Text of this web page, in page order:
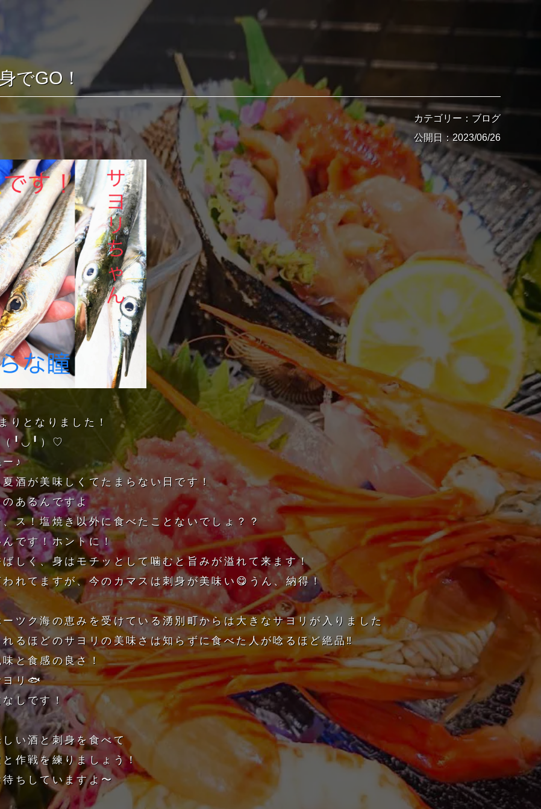
でGO！
カテゴリー：ブログ
公開日：2023/06/26
りとなりました！
（╹◡╹）♡
ー♪
酒が美味しくてたまらない日です！
あるんですよ
ス！塩焼き以外に食べたことないでしょ？？
です！ホントに！
しく、身はモチッとして噛むと旨みが溢れて来ます！
れてますが、今のカマスは刺身が美味い😋うん、納得！
ツク海の恵みを受けている湧別町からは大きなサヨリが入りました
れるほどのサヨリの美味さは知らずに食べた人が唸るほど絶品‼️
と食感の良さ！
ヨリ🐟
なしです！
しい酒と刺身を食べて
作戦を練りましょう！
ちしていますよ〜